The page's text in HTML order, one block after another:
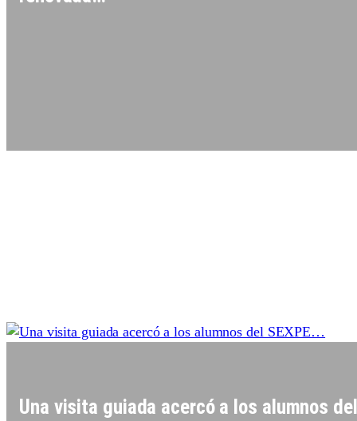
Una visita guiada acercó a los alumnos del